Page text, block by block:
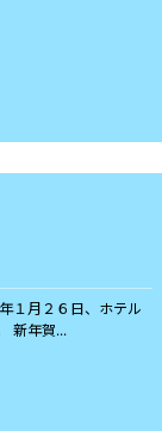
１月２６日、ホテル
新年賀...